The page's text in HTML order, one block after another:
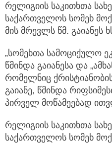
რელიგიის საკითხთა
საქართველოს სომეხ
მის მრევლს წმ. გაიანეს
„სომეხთა სამოციქულო
წმინდა გაიანესა და
რომელნიც
გაიანე, წმინდა
პირველ მოწამეებად
რელიგიის საკითხთა
საქართველოს სომეხ